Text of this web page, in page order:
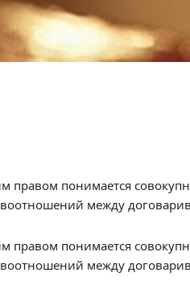
понимается
между
понимается
между